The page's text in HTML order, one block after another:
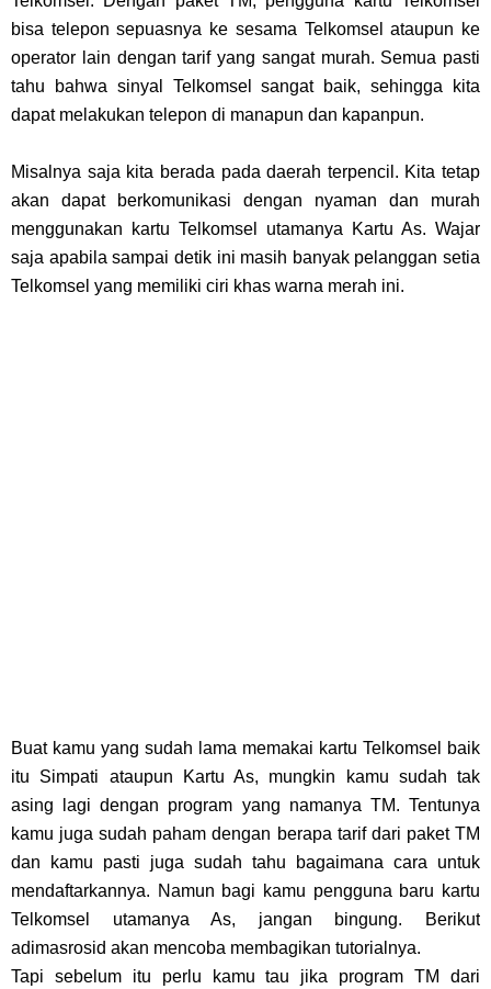
bisa telepon sepuasnya ke sesama Telkomsel ataupun ke
operator lain dengan tarif yang sangat murah. Semua pasti
tahu bahwa sinyal Telkomsel sangat baik, sehingga kita
dapat melakukan telepon di manapun dan kapanpun.
Misalnya saja kita berada pada daerah terpencil. Kita tetap
akan dapat berkomunikasi dengan nyaman dan murah
menggunakan kartu Telkomsel utamanya Kartu As. Wajar
saja apabila sampai detik ini masih banyak pelanggan setia
Telkomsel yang memiliki ciri khas warna merah ini.
Buat kamu yang sudah lama memakai kartu Telkomsel baik
itu Simpati ataupun Kartu As, mungkin kamu sudah tak
asing lagi dengan program yang namanya TM. Tentunya
kamu juga sudah paham dengan berapa tarif dari paket TM
dan kamu pasti juga sudah tahu bagaimana cara untuk
mendaftarkannya. Namun bagi kamu pengguna baru kartu
Telkomsel utamanya As, jangan bingung. Berikut
adimasrosid akan mencoba membagikan tutorialnya.
Tapi sebelum itu perlu kamu tau jika program TM dari